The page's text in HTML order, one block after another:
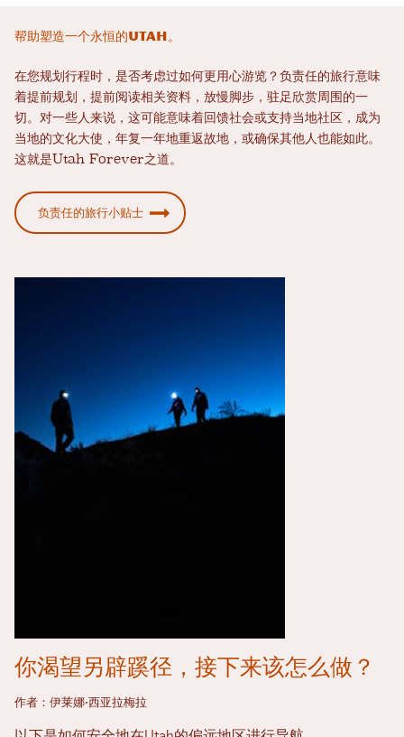
帮助塑造一个永恒的Utah。
在您规划行程时，是否考虑过如何更用心游览？负责任的旅行意味
着提前规划，提前阅读相关资料，放慢脚步，驻足欣赏周围的一
切。对一些人来说，这可能意味着回馈社会或支持当地社区，成为
当地的文化大使，年复一年地重返故地，或确保其他人也能如此。
这就是Utah Forever之道。
负责任的旅行小贴士
你渴望另辟蹊径，接下来该怎么做？
作者：伊莱娜·西亚拉梅拉